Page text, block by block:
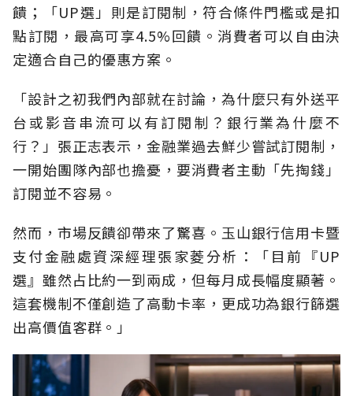
饋；「UP選」則是訂閱制，符合條件門檻或是扣
點訂閱，最高可享4.5%回饋。消費者可以自由決
定適合自己的優惠方案。
「設計之初我們內部就在討論，為什麼只有外送平
台或影音串流可以有訂閱制？銀行業為什麼不
行？」張正志表示，金融業過去鮮少嘗試訂閱制，
一開始團隊內部也擔憂，要消費者主動「先掏錢」
訂閱並不容易。
然而，市場反饋卻帶來了驚喜。玉山銀行信用卡暨
支付金融處資深經理張家菱分析：「目前『UP
選』雖然占比約一到兩成，但每月成長幅度顯著。
這套機制不僅創造了高動卡率，更成功為銀行篩選
出高價值客群。」